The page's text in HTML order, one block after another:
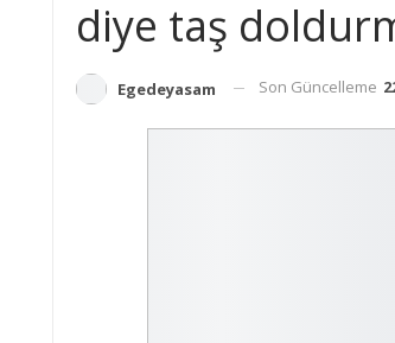
diye taş
Egedeyasam Son Güncelleme